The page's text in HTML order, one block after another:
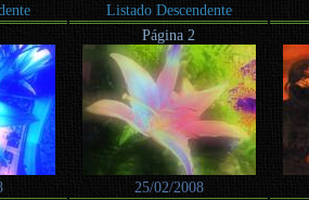
Listado Descendente
Página 2
25/02/2008